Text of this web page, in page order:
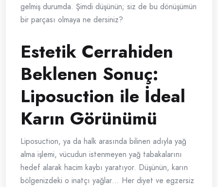
gelmiş durumda. Şimdi düşünün; siz de bu dönüşümün
bir parçası olmaya ne dersiniz?
Estetik Cerrahiden
Beklenen Sonuç:
Liposuction ile İdeal
Karın Görünümü
Liposuction, ya da halk arasında bilinen adıyla yağ
alma işlemi, vücudun istenmeyen yağ tabakalarını
hedef alarak hacim kaybı yaratıyor. Düşünün, karın
bölgenizdeki o inatçı yağlar… Her diyet ve egzersiz